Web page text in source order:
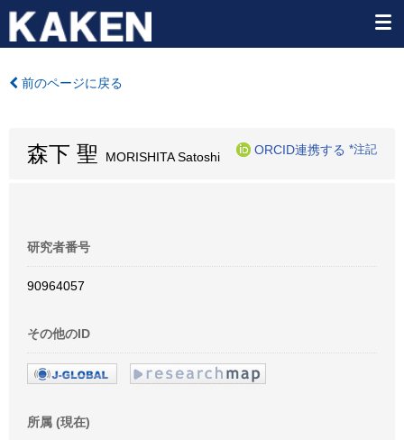
前のページに戻る
森下 聖 MORISHITA Satoshi
ORCID連携する *注記
研究者番号
90964057
その他のID
所属 (現在)